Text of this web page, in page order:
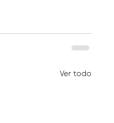
Ver todo